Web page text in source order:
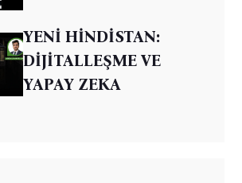
YENİ HİNDİSTAN:
DİJİTALLEŞME VE
YAPAY ZEKA